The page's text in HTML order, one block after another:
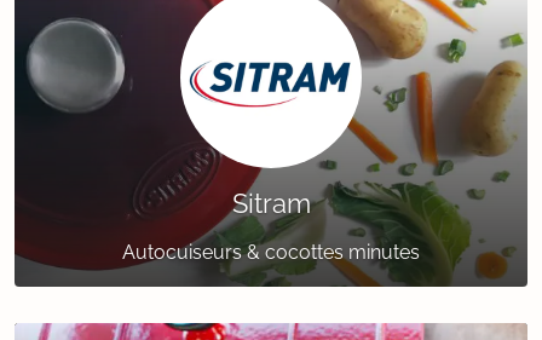
Sitram
Autocuiseurs & cocottes minutes